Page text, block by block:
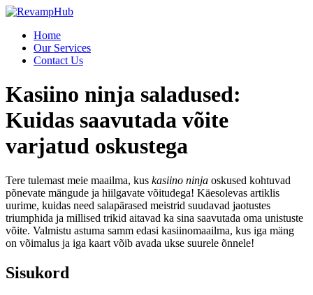
Skip
contentHome
Our Services
Contact Us
Kasiino ninja saladused:
Kuidas saavutada võite
varjatud oskustega
Tere tulemast meie maailma, kus kasiino ninja oskused kohtuvad
põnevate mängude ja hiilgavate võitudega! Käesolevas artiklis
uurime, kuidas need salapärased meistrid suudavad jaotustes
triumphida ja millised trikid aitavad ka sina saavutada oma unistuste
võite. Valmistu astuma samm edasi kasiinomaailma, kus iga mäng
on võimalus ja iga kaart võib avada ukse suurele õnnele!
Sisukord